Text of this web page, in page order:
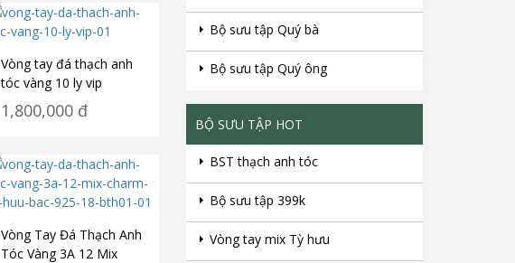
Vòng tay đá thạch anh
tóc vàng 10 ly vip
1,800,000 đ
Vòng Tay Đá Thạch Anh
Tóc Vàng 3A 12 Mix
Bộ sưu tập Quý bà
Bộ sưu tập Quý ông
BỘ SƯU TẬP HOT
BST thạch anh tóc
Bộ sưu tập 399k
Vòng tay mix Tỳ hưu